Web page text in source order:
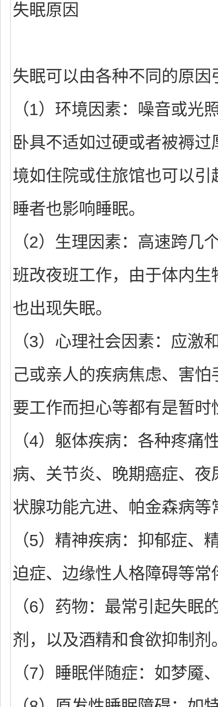
失眠原因
失眠可以由各种不同的原因
（1）环境因素：噪音或光
卧具不适如过硬或者被褥
境如住院或住旅馆也可以
睡者也影响睡眠。
（2）生理因素：高速跨几
班改夜班工作，由于体内
也出现失眠。
（3）心理社会因素：应激
己或亲人的疾病焦虑、害
要工作而担心等都有是暂
（4）躯体疾病：各种疼痛
病、关节炎、晚期癌症、
状腺功能亢进、帕金森病等
（5）精神疾病：抑郁症、
迫症、边缘性人格障碍等常
（6）药物：最常引起失眠
剂，以及酒精和食欲抑制
（7）睡眠伴随症：如梦魇